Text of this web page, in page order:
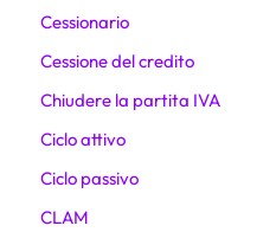
Cessionario
Cessione del credito
Chiudere la partita IVA
Ciclo attivo
Ciclo passivo
CLAM